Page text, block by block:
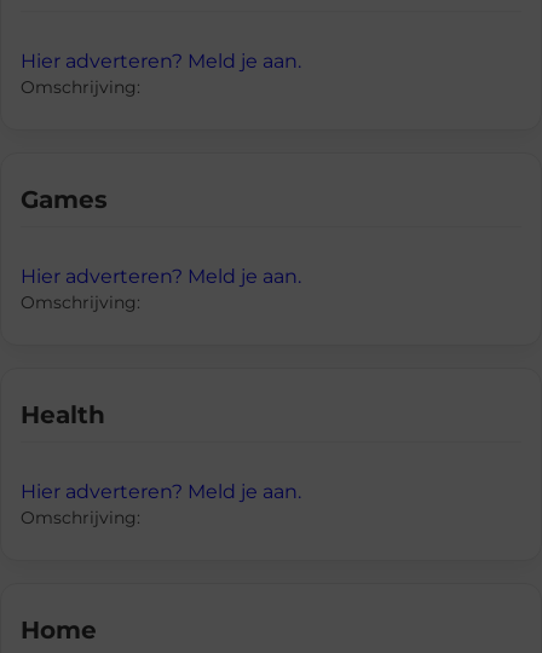
Hier adverteren? Meld je aan.
Omschrijving:
Games
Hier adverteren? Meld je aan.
Omschrijving:
Health
Hier adverteren? Meld je aan.
Omschrijving:
Home